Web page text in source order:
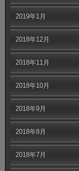
2019年1月
2018年12月
2018年11月
2018年10月
2018年9月
2018年8月
2018年7月